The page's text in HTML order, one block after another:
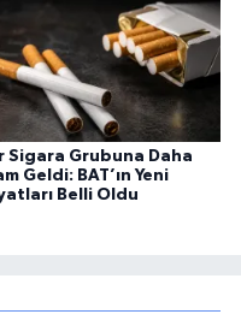
Sigara Grubuna Daha
Geldi: BAT’ın Yeni
Belli Oldu